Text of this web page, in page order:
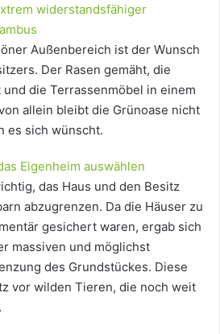
widerstandsfähiger
Außenbereich ist der Wunsch
Der Rasen gemäht, die
die Terrassenmöbel in einem
allein bleibt die Grünoase nicht
es sich wünscht.
Eigenheim auswählen
das Haus und den Besitz
abzugrenzen. Da die Häuser zu
gesichert waren, ergab sich
massiven und möglichst
des Grundstückes. Diese
vor wilden Tieren, die noch weit